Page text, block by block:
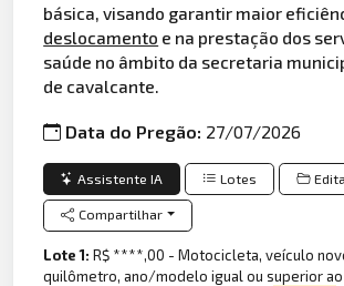
básica, visando garantir maior
deslocamento e na prestação dos
saúde no âmbito da secretaria
de cavalcante.
Data do Pregão: 27/07/2026
Assistente IA Lotes
Compartilhar
Lote 1:R$ ****,00 - Motocicleta, veículo
quilômetro, ano/modelo igual ou superior